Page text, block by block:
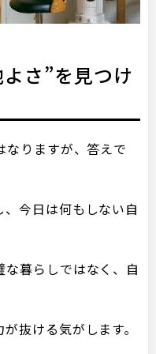
さ”を見つけ
りますが、答えで
今日は何もしない自
な暮らしではなく、自
抜ける気がします。